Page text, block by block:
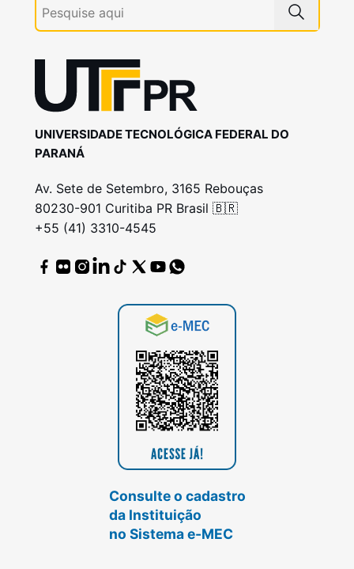
UNIVERSIDADE TECNOLÓGICA FEDERAL DO
PARANÁ
Av. Sete de Setembro, 3165 Rebouças
80230-901 Curitiba PR Brasil 🇧🇷
+55 (41) 3310-4545
Consulte o cadastro
da Instituição
no Sistema e-MEC